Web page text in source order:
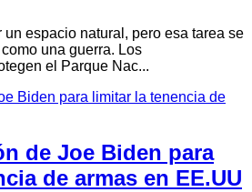
un espacio natural, pero esa tarea se
una guerra. Los
el Parque Nac...
de Joe Biden para
de armas en EE.UU